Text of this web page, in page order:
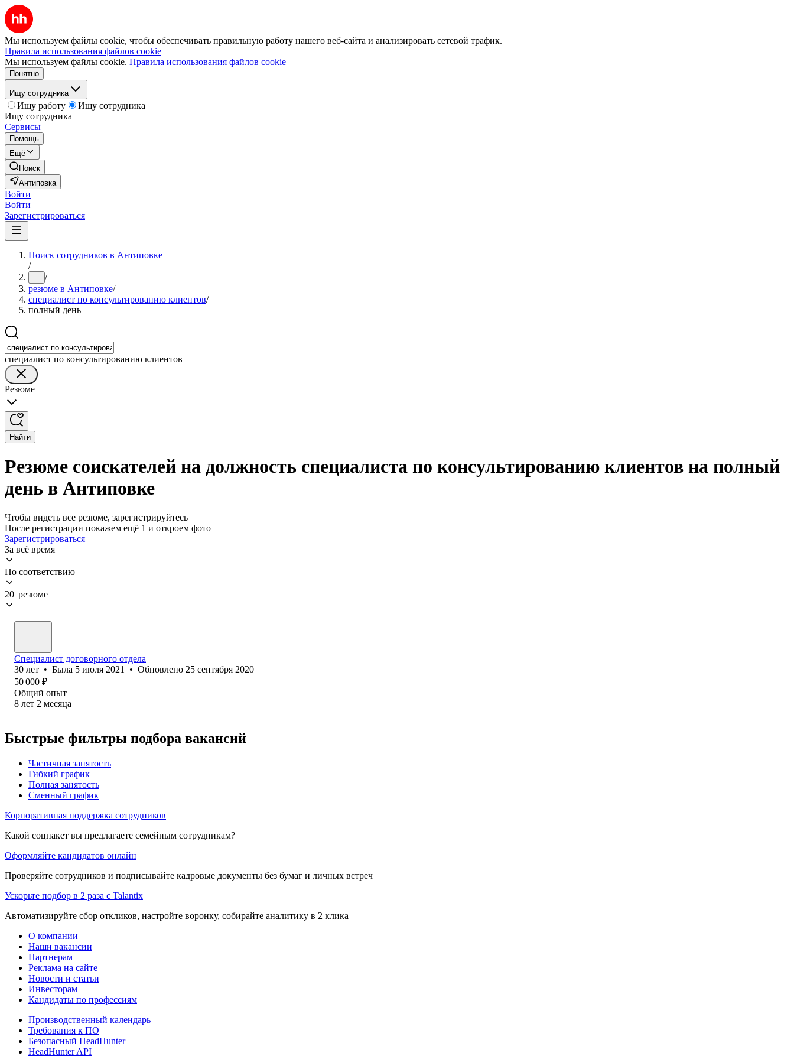
Мы используем файлы cookie, чтобы обеспечивать правильную работу нашего веб-сайта и анализировать сетевой трафик.
Правила использования файлов cookie
Мы используем файлы cookie. Правила использования файлов cookie
Понятно
Ищу сотрудника
Ищу работу
Ищу сотрудника
Ищу сотрудника
Сервисы
Помощь
Ещё
Поиск
Антиповка
Войти
Войти
Зарегистрироваться
Поиск сотрудников в Антиповке
/
... /
резюме в Антиповке/
специалист по консультированию клиентов/
полный день
специалист по консультированию клиентов
Резюме
Найти
Резюме соискателей на должность специалиста по консультированию клиентов на полный
день в Антиповке
Чтобы видеть все резюме, зарегистрируйтесь
После регистрации покажем ещё 1 и откроем фото
Зарегистрироваться
За всё время
По соответствию
20 резюме
Специалист договорного отдела
30 лет • Была 5 июля 2021 • Обновлено 25 сентября 2020
50 000 ₽
Общий опыт
8 лет 2 месяца
Быстрые фильтры подбора вакансий
Частичная занятость
Гибкий график
Полная занятость
Сменный график
Корпоративная поддержка сотрудников
Какой соцпакет вы предлагаете семейным сотрудникам?
Оформляйте кандидатов онлайн
Проверяйте сотрудников и подписывайте кадровые документы без бумаг и личных встреч
Ускорьте подбор в 2 раза с Talantix
Автоматизируйте сбор откликов, настройте воронку, собирайте аналитику в 2 клика
О компании
Наши вакансии
Партнерам
Реклама на сайте
Новости и статьи
Инвесторам
Кандидаты по профессиям
Производственный календарь
Требования к ПО
Безопасный HeadHunter
HeadHunter API